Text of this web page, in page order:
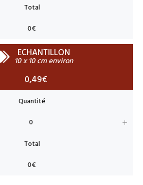
ECHANTILLON
10 x 10 cm environ
0,49€